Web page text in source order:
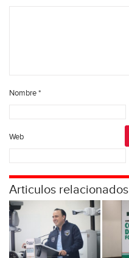
Nombre*
Web
Articulos relacionados